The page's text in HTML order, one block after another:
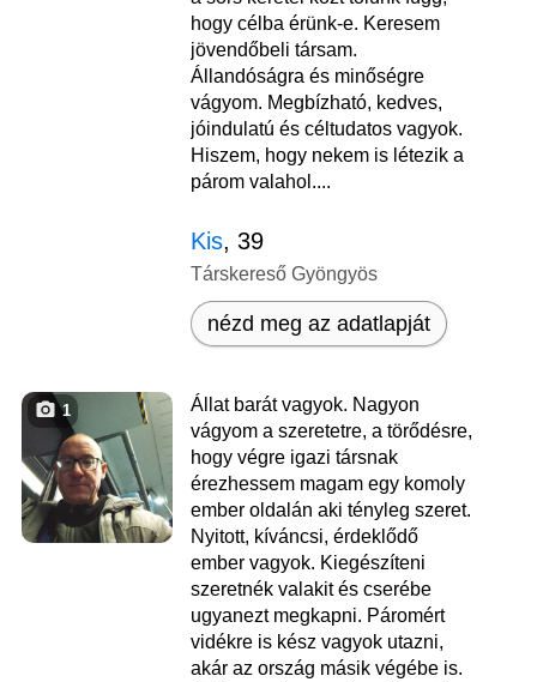
hogy célba érünk-e. Keresem
jövendőbeli társam.
Állandóságra és minőségre
vágyom. Megbízható, kedves,
jóindulatú és céltudatos vagyok.
Hiszem, hogy nekem is létezik a
párom valahol....
Kis, 39
Társkereső Gyöngyös
nézd meg az adatlapját
1
Állat barát vagyok. Nagyon
vágyom a szeretetre, a törődésre,
hogy végre igazi társnak
érezhessem magam egy komoly
ember oldalán aki tényleg szeret.
Nyitott, kíváncsi, érdeklődő
ember vagyok. Kiegészíteni
szeretnék valakit és cserébe
ugyanezt megkapni. Páromért
vidékre is kész vagyok utazni,
akár az ország másik végébe is.